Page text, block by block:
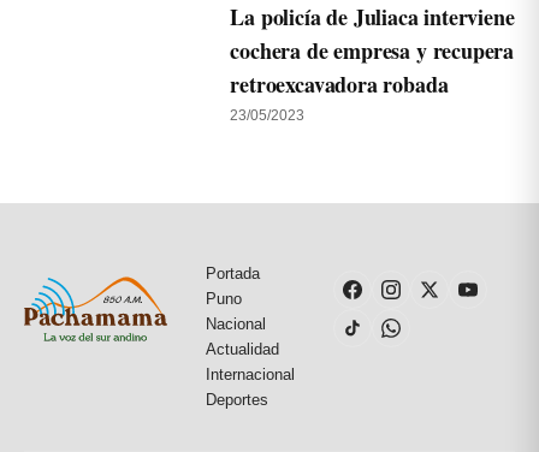
La policía de Juliaca interviene
cochera de empresa y recupera
retroexcavadora robada
23/05/2023
Portada
Puno
Nacional
Actualidad
Internacional
Deportes